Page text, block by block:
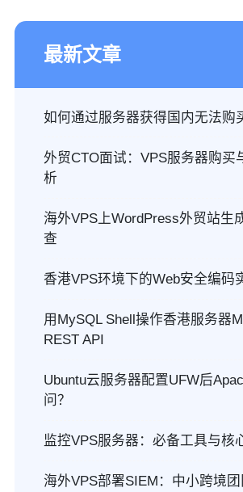
最新文章
如何通过服务器获得国内无法购
外贸CTO面试：VPS服务器购买
析
海外VPS上WordPress外贸站生
查
香港VPS环境下的Web安全编码
用MySQL Shell操作香港服务器
REST API
Ubuntu云服务器配置UFW后
问？
监控VPS服务器：必备工具与核
海外VPS部署SIEM：中小跨境